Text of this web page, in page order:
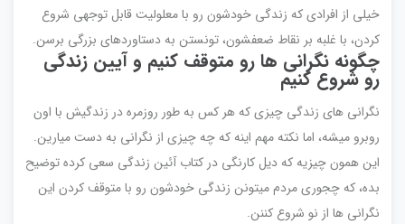
خیلی از افرادی که زندگی خودشون رو با معلولیت قابل توجهی شروع
کردن، با غلبه بر نقاط ضعفشون، تونستن به دستاوردهای بزرگی برسن.
چگونه نگرانی ها رو متوقف کنیم و آیین زندگی
رو شروع کنیم
نگرانی های زندگی چیزی که هر کس به طور روزمره در زندگیش با اون
روبرو میشه، اما نکته مهم اینه که چه چیزی از نگرانی به دست میارین.
این همون چیزیه که دیل کارنگی در کتاب آئین زندگی سعی کرده توضیح
بده، که چجوری مردم میتونن زندگی خودشون رو با متوقف کردن این
نگرانی ها از نو شروع کننن.